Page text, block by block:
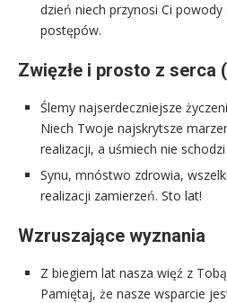
dzień niech przynosi Ci powody
postępów.
Zwięzłe i prosto z serca
Ślemy najserdeczniejsze
Niech Twoje najskrytsze
realizacji, a uśmiech nie
Synu, mnóstwo zdrowia,
realizacji zamierzeń. Sto lat!
Wzruszające wyznania
Z biegiem lat nasza więź z
Pamiętaj, że nasze wsparcie